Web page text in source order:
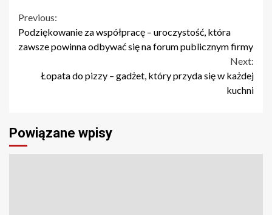
Continue
Reading
Previous:
Podziękowanie za współpracę – uroczystość, która
zawsze powinna odbywać się na forum publicznym firmy
Next:
Łopata do pizzy – gadżet, który przyda się w każdej
kuchni
Powiązane wpisy